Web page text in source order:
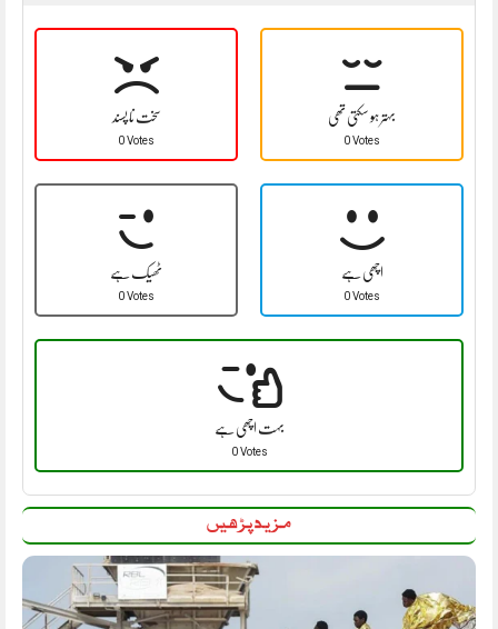
سخت نا پسند
0 Votes
بہتر ہو سکتی تھی
0 Votes
ٹھیک ہے
0 Votes
اچھی ہے
0 Votes
بہت اچھی ہے
0 Votes
مزید پڑھیں